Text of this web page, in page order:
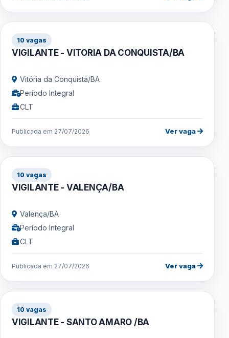
10 vagas
VIGILANTE - VITORIA DA CONQUISTA/BA
Vitória da Conquista/BA
Período Integral
CLT
Publicada em 27/07/2026 Ver vaga
10 vagas
VIGILANTE - VALENÇA/BA
Valença/BA
Período Integral
CLT
Publicada em 27/07/2026 Ver vaga
10 vagas
VIGILANTE - SANTO AMARO /BA